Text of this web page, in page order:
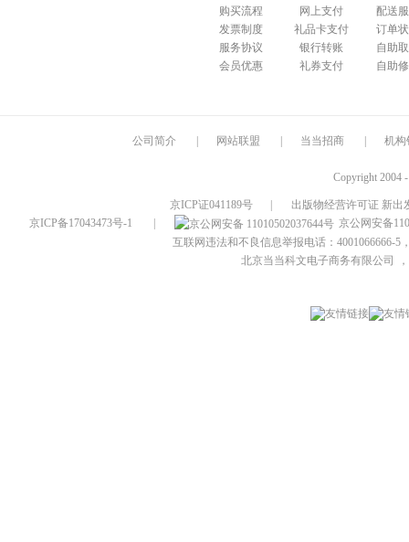
购买流程
发票制度
服务协议
会员优惠
网上支付
礼品卡支付
银行转账
礼券支付
配送
订单
自助
自助
公司简介 网站联盟 当当招商 机构
Copyright 2004
京ICP证041189号
出版物经营许可证 新出
京ICP备17043473号-1
京公网安备
互联网违法和不良信息举报电话：4001066666-5
北京当当科文电子商务有限公司